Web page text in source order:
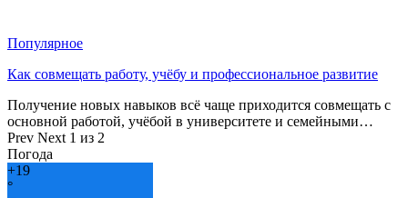
Популярное
Как совмещать работу, учёбу и профессиональное развитие
Получение новых навыков всё чаще приходится совмещать с
основной работой, учёбой в университете и семейными…
Prev Next 1 из 2
Погода
+19
°